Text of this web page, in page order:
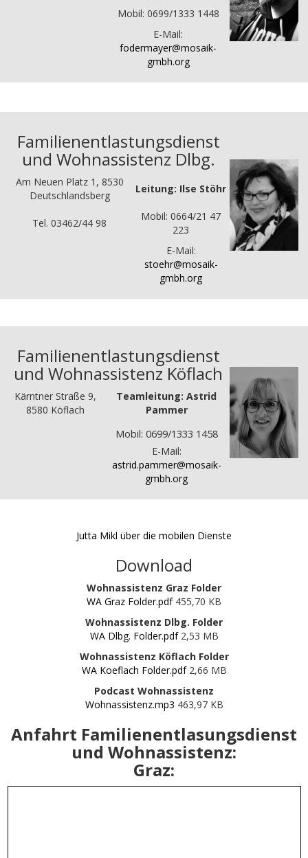
Mobil: 0699/1333 1448
E-Mail:
fodermayer@mosaik-
gmbh.org
Familienentlastungsdienst
und Wohnassistenz Dlbg.
Am Neuen Platz 1, 8530
Deutschlandsberg
Leitung: Ilse Stöhr
Tel. 03462/44 98
Mobil: 0664/21 47
223
E-Mail:
stoehr@mosaik-
gmbh.org
Familienentlastungsdienst
und Wohnassistenz Köflach
Kärntner Straße 9,
8580 Köflach
Teamleitung: Astrid
Pammer
Mobil: 0699/1333 1458
E-Mail:
astrid.pammer@mosaik-
gmbh.org
Jutta Mikl über die mobilen Dienste
Download
Wohnassistenz Graz Folder
WA Graz Folder.pdf455,70 KB
Wohnassistenz Dlbg. Folder
WA Dlbg. Folder.pdf2,53 MB
Wohnassistenz Köflach Folder
WA Koeflach Folder.pdf2,66 MB
Podcast Wohnassistenz
Wohnassistenz.mp3 463,97 KB
Anfahrt Familienentlasungsdienst
und Wohnassistenz:
Graz: